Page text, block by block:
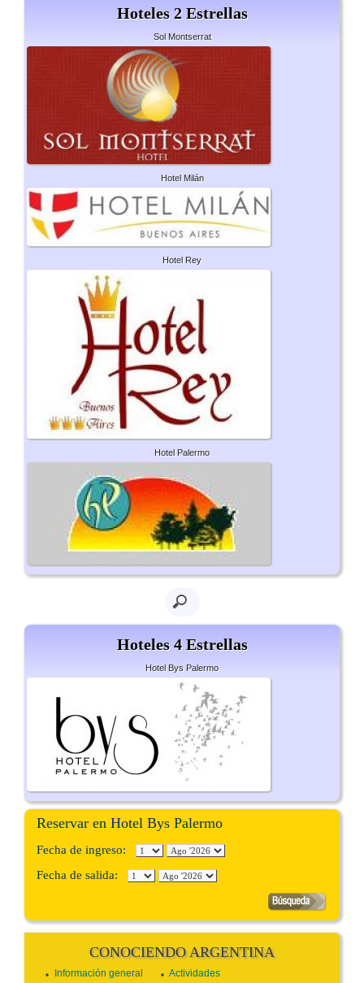
Hoteles 2 Estrellas
Sol Montserrat
Hotel Milán
Hotel Rey
Hotel Palermo
Hoteles 4 Estrellas
Hotel Bys Palermo
Reservar en Hotel Bys Palermo
Fecha de ingreso:
Fecha de salida:
CONOCIENDO ARGENTINA
Información general
Actividades